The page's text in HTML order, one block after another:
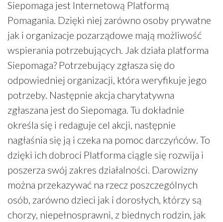
Siepomaga jest Internetową Platformą
Pomagania. Dzięki niej zarówno osoby prywatne
jak i organizacje pozarządowe mają możliwość
wspierania potrzebujących. Jak działa platforma
Siepomaga? Potrzebujący zgłasza się do
odpowiedniej organizacji, która weryfikuje jego
potrzeby. Następnie akcja charytatywna
zgłaszana jest do Siepomaga. Tu dokładnie
określa się i redaguje cel akcji, następnie
nagłaśnia się ją i czeka na pomoc darczyńców. To
dzięki ich dobroci Platforma ciągle się rozwija i
poszerza swój zakres działalności. Darowizny
można przekazywać na rzecz poszczególnych
osób, zarówno dzieci jak i dorosłych, którzy są
chorzy, niepełnosprawni, z biednych rodzin, jak